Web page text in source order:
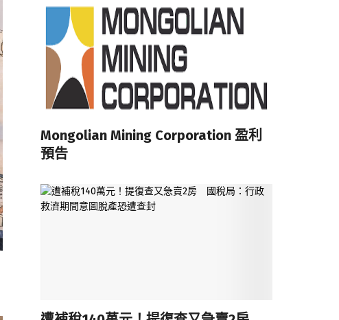
Mongolian Mining Corporation 盈利
預告